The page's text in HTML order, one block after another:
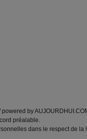
by
préalable.
dans le respect de